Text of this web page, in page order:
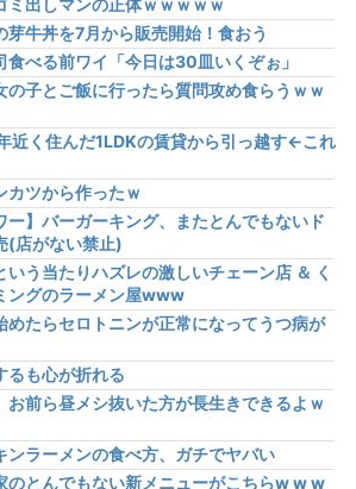
芽牛丼を7月から販売開始！食おう
食べる前ワイ「今日は30皿いくぞぉ」
の子とご飯に行ったら質問攻め食らうｗｗ
近く住んだ1LDKの賃貸から引っ越す←これ
カツから作ったｗ
ー】バーガーキング、またとんでもないド
(店がない禁止)
いう当たりハズレの激しいチェーン店 ＆ く
ングのラーメン屋www
めたらセロトニンが正常になってうつ病が
るも心が折れる
お前ら昼メシ抜いた方が長生きできるよｗ
ンラーメンの食べ方、ガチでヤバい
のとんでもない新メニューがこちらw w w